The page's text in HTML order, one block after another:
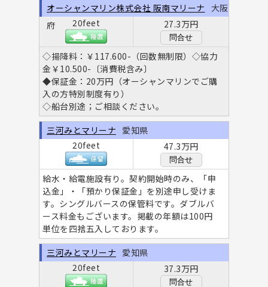
20feet 27.3万円
問合せ
◇揚降料：￥117.600-（回数無制限）◇協力
金￥10.500-〔消費税含み〕
◆保証金：20万円（オーシャンマリンでご購
入の方特別制度有り）
◇船台別途；ご相談ください。
オーシャンマリン株式会社 阪南マリーナ 大阪
府
20feet 47.3万円
問合せ
給水・給電施設有り。契約開始時のみ、「申
込金」・「預かり保証金」を別途申し受けま
す。シングルバースの保管料です。ダブルバ
ース料金もございます。掲載の年額は100円
単位を四捨五入しております。
三河みとマリーナ 愛知県
20feet 37.3万円
問合せ
三河みとマリーナ 愛知県